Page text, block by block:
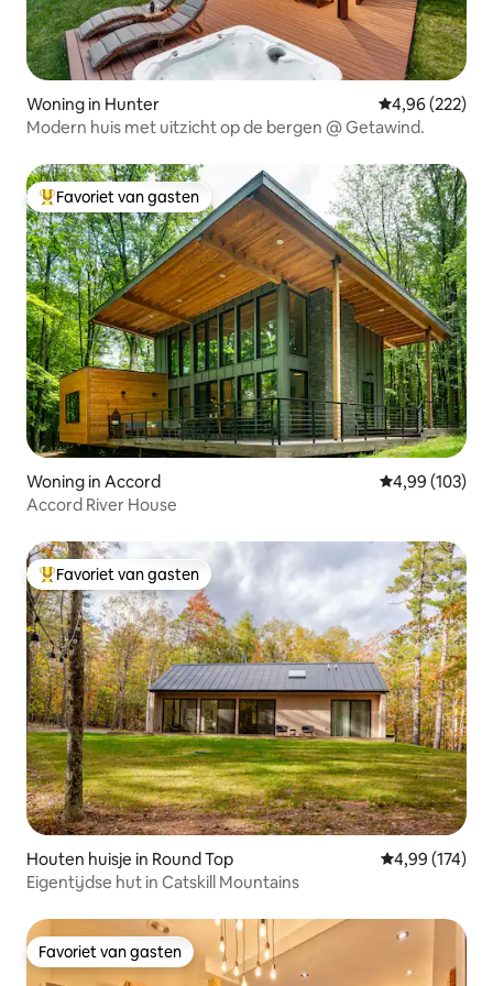
Woning in Hunter Gemiddelde
4,96 (222)
Modern huis met uitzicht op de bergen @ Getawind.
Topfavoriet van gasten
Favoriet van gasten
Woning in Accord Gemiddelde
4,99 (103)
Accord River House
Topfavoriet van gasten
Favoriet van gasten
Houten huisje in Round Top Gemiddelde
4,99 (174)
Eigentijdse hut in Catskill Mountains
Favoriet van gasten
Favoriet van gasten